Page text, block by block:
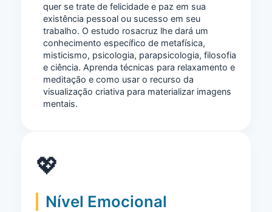
quer se trate de felicidade e paz em sua
existência pessoal ou sucesso em seu
trabalho. O estudo rosacruz lhe dará um
conhecimento específico de metafísica,
misticismo, psicologia, parapsicologia, filosofia
e ciência. Aprenda técnicas para relaxamento e
meditação e como usar o recurso da
visualização criativa para materializar imagens
mentais.
💖
Nível Emocional